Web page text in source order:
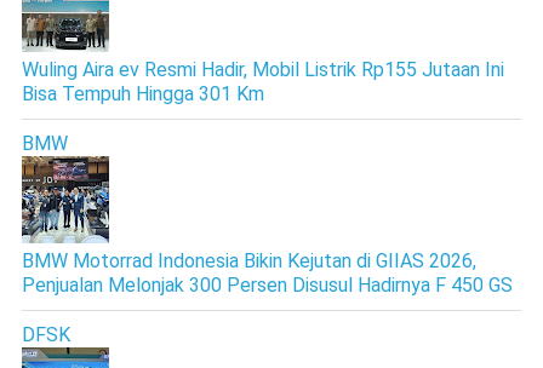
Wuling Aira ev Resmi Hadir, Mobil Listrik Rp155 Jutaan Ini
Bisa Tempuh Hingga 301 Km
BMW
BMW Motorrad Indonesia Bikin Kejutan di GIIAS 2026,
Penjualan Melonjak 300 Persen Disusul Hadirnya F 450 GS
DFSK